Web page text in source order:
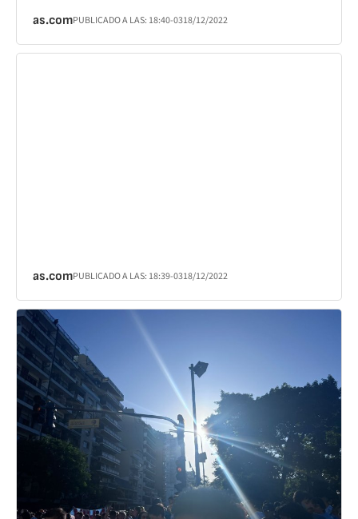
as.comPUBLICADO A LAS: 18:40-0318/12/2022
as.comPUBLICADO A LAS: 18:39-0318/12/2022